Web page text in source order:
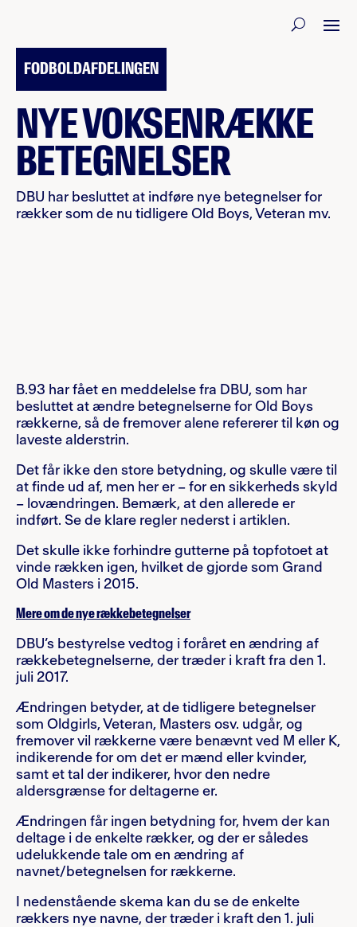
FODBOLDAFDELINGEN
NYE VOKSENRÆKKE
BETEGNELSER
DBU har besluttet at indføre nye betegnelser for
rækker som de nu tidligere Old Boys, Veteran mv.
B.93 har fået en meddelelse fra DBU, som har
besluttet at ændre betegnelserne for Old Boys
rækkerne, så de fremover alene refererer til køn og
laveste alderstrin.
Det får ikke den store betydning, og skulle være til
at finde ud af, men her er – for en sikkerheds skyld
– lovændringen. Bemærk, at den allerede er
indført. Se de klare regler nederst i artiklen.
Det skulle ikke forhindre gutterne på topfotoet at
vinde rækken igen, hvilket de gjorde som Grand
Old Masters i 2015.
Mere om de nye rækkebetegnelser
DBU’s bestyrelse vedtog i foråret en ændring af
rækkebetegnelserne, der træder i kraft fra den 1.
juli 2017.
Ændringen betyder, at de tidligere betegnelser
som Oldgirls, Veteran, Masters osv. udgår, og
fremover vil rækkerne være benævnt ved M eller K,
indikerende for om det er mænd eller kvinder,
samt et tal der indikerer, hvor den nedre
aldersgrænse for deltagerne er.
Ændringen får ingen betydning for, hvem der kan
deltage i de enkelte rækker, og der er således
udelukkende tale om en ændring af
navnet/betegnelsen for rækkerne.
I nedenstående skema kan du se de enkelte
rækkers nye navne, der træder i kraft den 1. juli